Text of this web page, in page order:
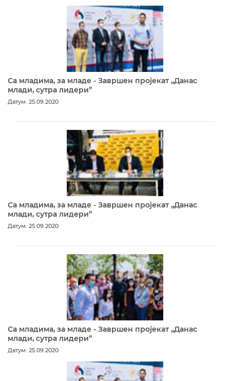
Са младима, за младе - Завршен пројекат „Данас
млади, сутра лидери”
Датум: 25.09.2020
Са младима, за младе - Завршен пројекат „Данас
млади, сутра лидери”
Датум: 25.09.2020
Са младима, за младе - Завршен пројекат „Данас
млади, сутра лидери”
Датум: 25.09.2020